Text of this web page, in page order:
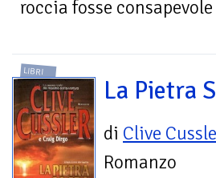
roccia fosse
LIBRI
La Pietra
di Clive
Romanzo